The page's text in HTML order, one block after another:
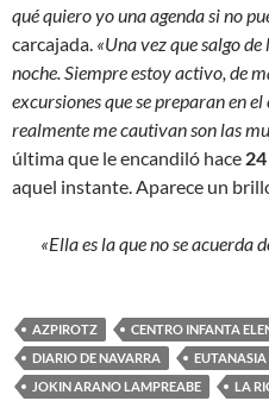
qué quiero yo una agenda si no
carcajada. «Una vez que salgo
noche. Siempre estoy activo, de
excursiones que se preparan en el
realmente me cautivan son las
última que le encandiló hace 24
aquel instante. Aparece un
«Ella es la que no se acuerda
AZPIROTZ CENTRO INFANTA
DIARIO DE NAVARRA
EUTANASIA
JOKIN ARANO LAMPREABE
LA